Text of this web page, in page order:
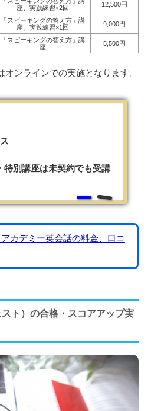
座、実践練習×2回
12,500円
「スピーキングの答え方」講
座、実践練習×1回
9,000円
「スピーキングの答え方」講
座
5,500円
ンラインでの実施となります。
特別講座は未契約でも受講
カデミー英会話の料金、口コ
ト）の合格・スコアアップ実